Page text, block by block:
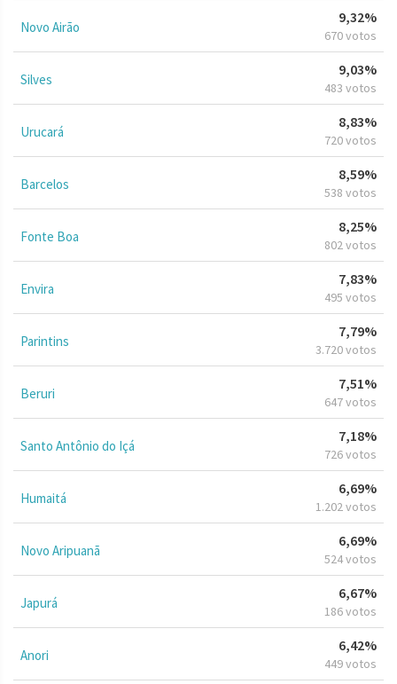
Novo Airão
9,32%
670 votos
Silves
9,03%
483 votos
Urucará
8,83%
720 votos
Barcelos
8,59%
538 votos
Fonte Boa
8,25%
802 votos
Envira
7,83%
495 votos
Parintins
7,79%
3.720 votos
Beruri
7,51%
647 votos
Santo Antônio do Içá
7,18%
726 votos
Humaitá
6,69%
1.202 votos
Novo Aripuanã
6,69%
524 votos
Japurá
6,67%
186 votos
Anori
6,42%
449 votos